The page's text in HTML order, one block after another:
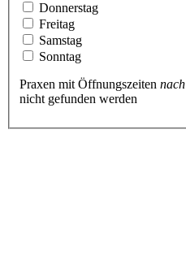
Donnerstag
Freitag
Samstag
Sonntag
Praxen mit Öffnungszeiten
nicht gefunden werden